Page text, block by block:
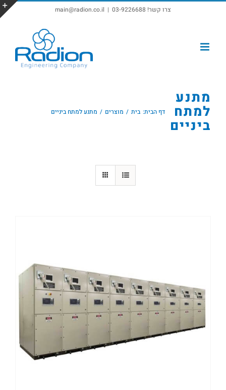
צרו קשר! 03-9226688 |
main@radion.co.il
מתנע
למתח
ביניים
דף הבית: בית מוצרים מתנע למתח ביניים